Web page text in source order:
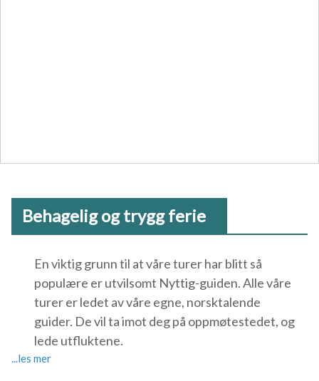
Behagelig og trygg ferie
En viktig grunn til at våre turer har blitt så
populære er utvilsomt Nyttig-guiden. Alle våre
turer er ledet av våre egne, norsktalende
guider. De vil ta imot deg på oppmøtestedet, og
lede utfluktene.